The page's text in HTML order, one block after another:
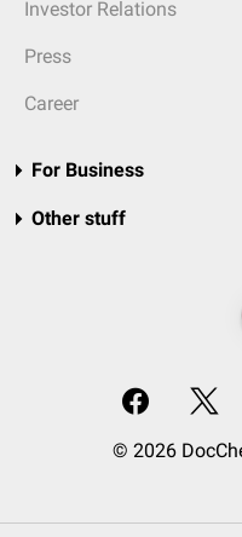
Investor Relations
Press
Career
For Business
Other stuff
© 2026